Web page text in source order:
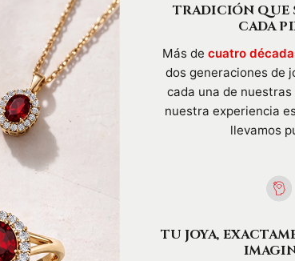
TRADICIÓN QUE
CADA
Más de cuatro
dos generaciones de
cada una de
nuestra experiencia
llevamos
TU JOYA,